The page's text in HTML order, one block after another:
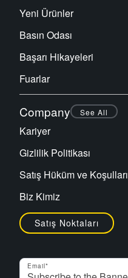
Yeni Ürünler
Basın Odası
Başarı Hikayeleri
Fuarlar
Company See All
Kariyer
Gizlilik Politikası
Satış Hüküm ve Koşulları
Biz Kimiz
Satış Noktaları
Email